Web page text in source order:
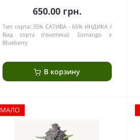
650.00 грн.
Тип сорта: 35% САТИВА - 65% ИНДИКА
Вид сорта (генетика):
Somango x
Blueberry
В корзину
МАЛО